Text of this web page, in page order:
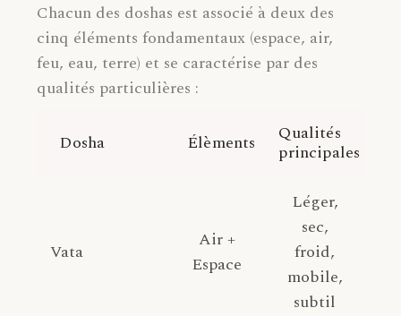
Chacun des doshas est associé à deux des
cinq éléments fondamentaux (espace, air,
feu, eau, terre) et se caractérise par des
qualités particulières :
Dosha Élèments
Qualités
principales
Vata
Air +
Espace
Léger,
sec,
froid,
mobile,
subtil